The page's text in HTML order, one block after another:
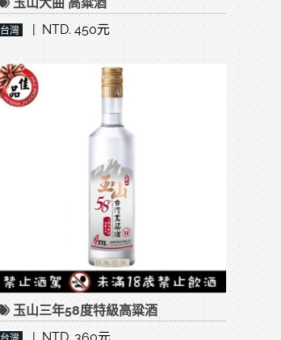
台灣 | NTD. 450元
玉山三年58度特級高粱酒